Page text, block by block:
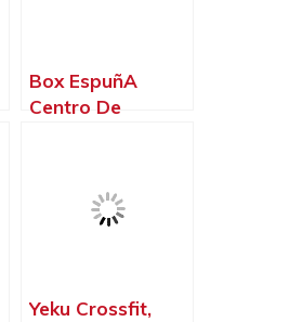
Box EspuñA
Centro De
Yeku Crossfit,